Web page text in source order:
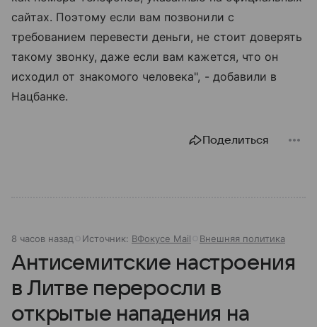
сайтах. Поэтому если вам позвонили с
требованием перевести деньги, не стоит доверять
такому звонку, даже если вам кажется, что он
исходил от знакомого человека", - добавили в
Нацбанке.
Поделиться
8 часов назад Источник: ВФокусе Mail Внешняя политика
Антисемитские настроения
в Литве переросли в
открытые нападения на